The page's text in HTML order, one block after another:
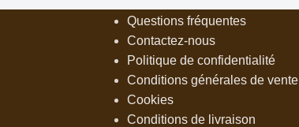
Questions fréquentes
Contactez-nous
Politique de confidentialité
Conditions générales de vente
Cookies
Conditions de livraison